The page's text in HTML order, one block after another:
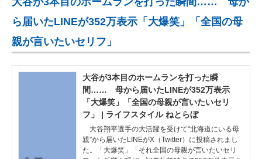
ら届いたLINEが352万表示「大爆笑」「全国の母
親が言いたいセリフ」
大谷が3本目のホームランを打った瞬
間…… 母から届いたLINEが352万表示
「大爆笑」「全国の母親が言いたいセリ
フ」 | ライフスタイル ねとらぼ
大谷翔平選手の大活躍を受けて“北海道にいる母
親”から届いたLINEがX（Twitter）に投稿されまし
た。「大爆笑」「それ全国の母親が言いたいセリ